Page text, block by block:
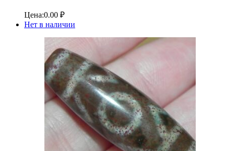
Цена:0.00 ₽
Нет в наличии